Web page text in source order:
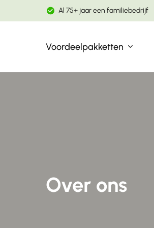
to
Al 75+ jaar een familiebedrijf
Voordeelpakketten
Over ons